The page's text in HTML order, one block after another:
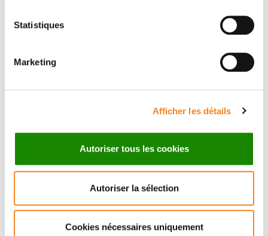
Statistiques
Marketing
Afficher les détails
Autoriser tous les cookies
Autoriser la sélection
Cookies nécessaires uniquement
Suivez l'Institut Curie
Retrouvez notre actualité sur les réseaux
sociaux et en vous inscrivant à notre newsletter.
Inscrivez-vous à la newsletter